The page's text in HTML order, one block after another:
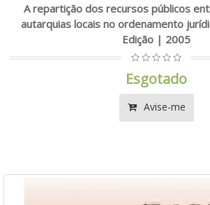
A repartição dos recursos públicos
autarquias locais no ordenamento
Edição | 2005
Esgotado
Avise-me